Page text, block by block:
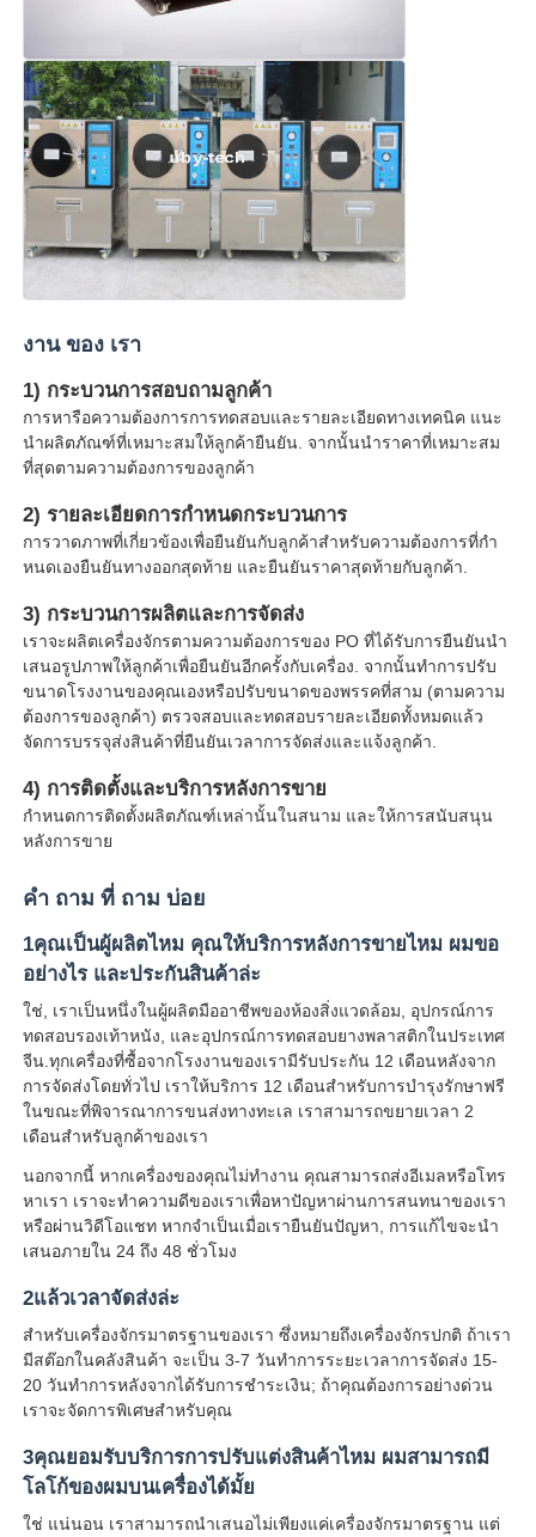
งาน ของ เรา
1) กระบวนการสอบถามลูกค้า
การหารือความต้องการการทดสอบและรายละเอียดทางเทคนิค แนะ
นําผลิตภัณฑ์ที่เหมาะสมให้ลูกค้ายืนยัน. จากนั้นนําราคาที่เหมาะสม
ที่สุดตามความต้องการของลูกค้า
2) รายละเอียดการกําหนดกระบวนการ
การวาดภาพที่เกี่ยวข้องเพื่อยืนยันกับลูกค้าสําหรับความต้องการที่กํา
หนดเองยืนยันทางออกสุดท้าย และยืนยันราคาสุดท้ายกับลูกค้า.
3) กระบวนการผลิตและการจัดส่ง
เราจะผลิตเครื่องจักรตามความต้องการของ PO ที่ได้รับการยืนยันนํา
เสนอรูปภาพให้ลูกค้าเพื่อยืนยันอีกครั้งกับเครื่อง. จากนั้นทําการปรับ
ขนาดโรงงานของคุณเองหรือปรับขนาดของพรรคที่สาม (ตามความ
ต้องการของลูกค้า) ตรวจสอบและทดสอบรายละเอียดทั้งหมดแล้ว
จัดการบรรจุส่งสินค้าที่ยืนยันเวลาการจัดส่งและแจ้งลูกค้า.
4) การติดตั้งและบริการหลังการขาย
กําหนดการติดตั้งผลิตภัณฑ์เหล่านั้นในสนาม และให้การสนับสนุน
หลังการขาย
คํา ถาม ที่ ถาม บ่อย
1คุณเป็นผู้ผลิตไหม คุณให้บริการหลังการขายไหม ผมขอ
อย่างไร และประกันสินค้าล่ะ
ใช่, เราเป็นหนึ่งในผู้ผลิตมืออาชีพของห้องสิ่งแวดล้อม, อุปกรณ์การ
ทดสอบรองเท้าหนัง, และอุปกรณ์การทดสอบยางพลาสติกในประเทศ
จีน.ทุกเครื่องที่ซื้อจากโรงงานของเรามีรับประกัน 12 เดือนหลังจาก
การจัดส่งโดยทั่วไป เราให้บริการ 12 เดือนสําหรับการบํารุงรักษาฟรี
ในขณะที่พิจารณาการขนส่งทางทะเล เราสามารถขยายเวลา 2
เดือนสําหรับลูกค้าของเรา
นอกจากนี้ หากเครื่องของคุณไม่ทํางาน คุณสามารถส่งอีเมลหรือโทร
หาเรา เราจะทําความดีของเราเพื่อหาปัญหาผ่านการสนทนาของเรา
หรือผ่านวิดีโอแชท หากจําเป็นเมื่อเรายืนยันปัญหา, การแก้ไขจะนํา
เสนอภายใน 24 ถึง 48 ชั่วโมง
2แล้วเวลาจัดส่งล่ะ
สําหรับเครื่องจักรมาตรฐานของเรา ซึ่งหมายถึงเครื่องจักรปกติ ถ้าเรา
มีสต๊อกในคลังสินค้า จะเป็น 3-7 วันทําการระยะเวลาการจัดส่ง 15-
20 วันทําการหลังจากได้รับการชําระเงิน; ถ้าคุณต้องการอย่างด่วน
เราจะจัดการพิเศษสําหรับคุณ
3คุณยอมรับบริการการปรับแต่งสินค้าไหม ผมสามารถมี
โลโก้ของผมบนเครื่องได้มั้ย
ใช่ แน่นอน เราสามารถนําเสนอไม่เพียงแค่เครื่องจักรมาตรฐาน แต่